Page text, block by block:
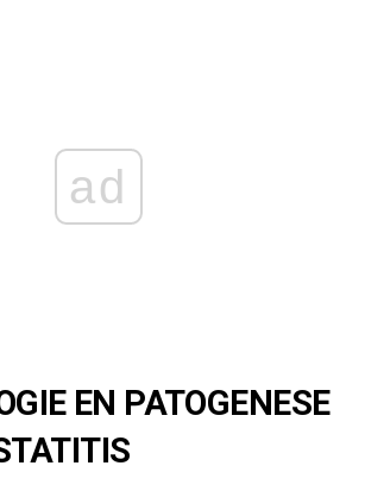
ad
EN PATOGENESE